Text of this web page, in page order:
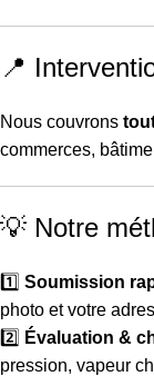
📍
Nous couvrons
commerces,
💡 Notre
1️⃣ Soumission
photo et votre
2️⃣ Évaluation &
pression, vapeur